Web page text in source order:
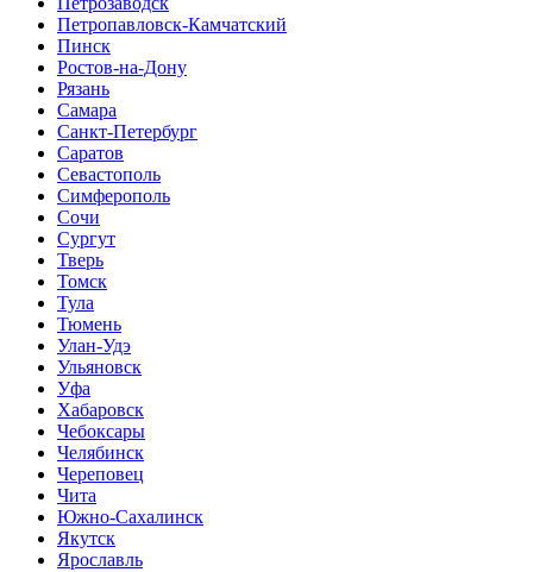
Петропавловск-Камчатский
Пинск
Ростов-на-Дону
Рязань
Самара
Санкт-Петербург
Саратов
Севастополь
Симферополь
Сочи
Сургут
Тверь
Томск
Тула
Тюмень
Улан-Удэ
Ульяновск
Уфа
Хабаровск
Чебоксары
Челябинск
Череповец
Чита
Южно-Сахалинск
Якутск
Ярославль